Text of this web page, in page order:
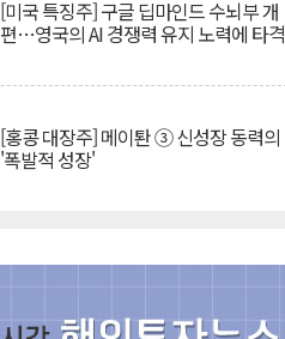
[미국 특징주] 구글 딥마인드 수뇌부 개
편…영국의 AI 경쟁력 유지 노력에 타격
[홍콩 대장주] 메이퇀 ③ 신성장 동력의
'폭발적 성장'